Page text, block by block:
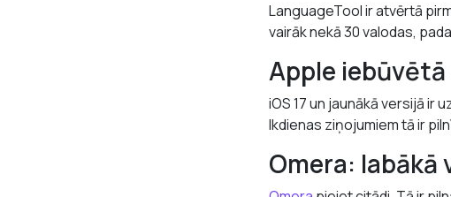
LanguageTool ir atvērtā
vairāk nekā 30 valodas,
Apple
iOS 17 un jaunākā versijā ir
Ikdienas ziņojumiem tā ir
Omera: